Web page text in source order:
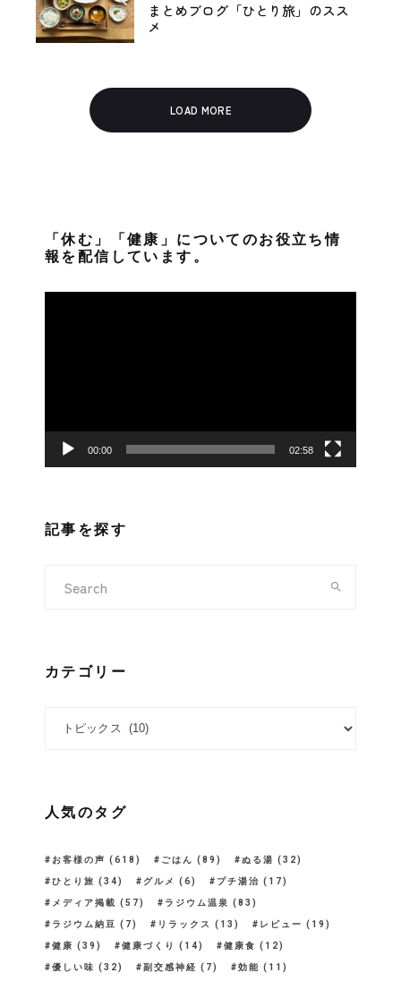
まとめブログ「ひとり旅」のスス
メ
LOAD MORE
「休む」「健康」についてのお役立ち情
報を配信しています。
ー
00:00 02:58
記事を探す
カテゴリー
人気のタグ
お客様の声 (618) ごはん (89) ぬる湯 (32)
ひとり旅 (34) グルメ (6) プチ湯治 (17)
メディア掲載 (57) ラジウム温泉 (83)
ラジウム納豆 (7) リラックス (13) レビュー (19)
健康 (39) 健康づくり (14) 健康食 (12)
優しい味 (32) 副交感神経 (7) 効能 (11)